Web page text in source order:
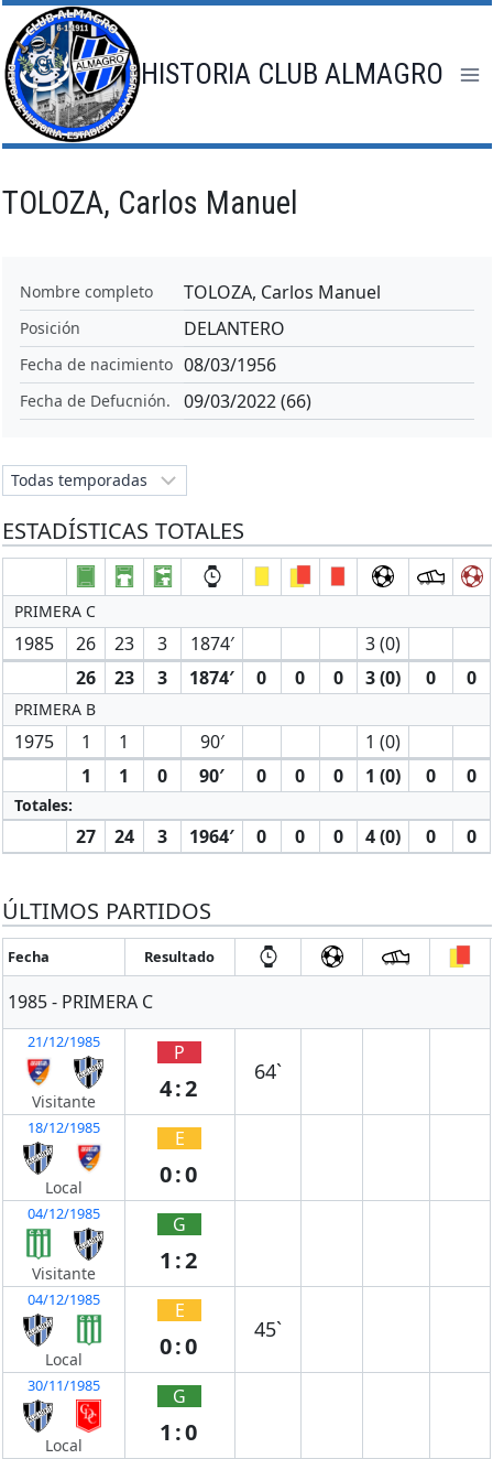
Saltar
al
contenido
HISTORIA CLUB ALMAGRO
TOLOZA, Carlos Manuel
Nombre completo TOLOZA, Carlos Manuel
Posición DELANTERO
Fecha de nacimiento 08/03/1956
Fecha de Defucnión. 09/03/2022 (66)
ESTADÍSTICAS TOTALES
PRIMERA C
1985 26 23 3 1874′
3 (0)
26
23 3 1874′ 0 0 0 3 (0) 0 0
PRIMERA B
1975 1 1 90′
1 (0)
1
1 0 90′ 0 0 0 1 (0) 0 0
Totales:
27 24 3 1964′ 0 0 0 4 (0) 0 0
ÚLTIMOS PARTIDOS
Fecha Resultado
1985 - PRIMERA C
21/12/1985
Visitante
P
4:2
64`
18/12/1985
Local
E
0:0
04/12/1985
Visitante
G
1:2
04/12/1985
Local
E
0:0
45`
30/11/1985
Local
G
1:0